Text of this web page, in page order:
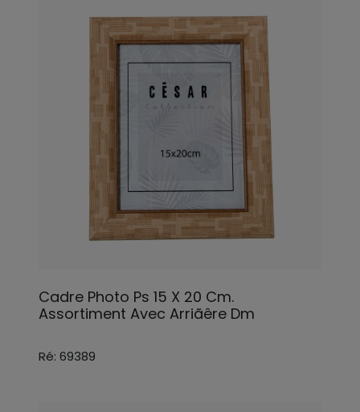
Cadre Photo Ps 15 X 20 Cm.
Assortiment Avec Arriãêre Dm
Ré: 69389